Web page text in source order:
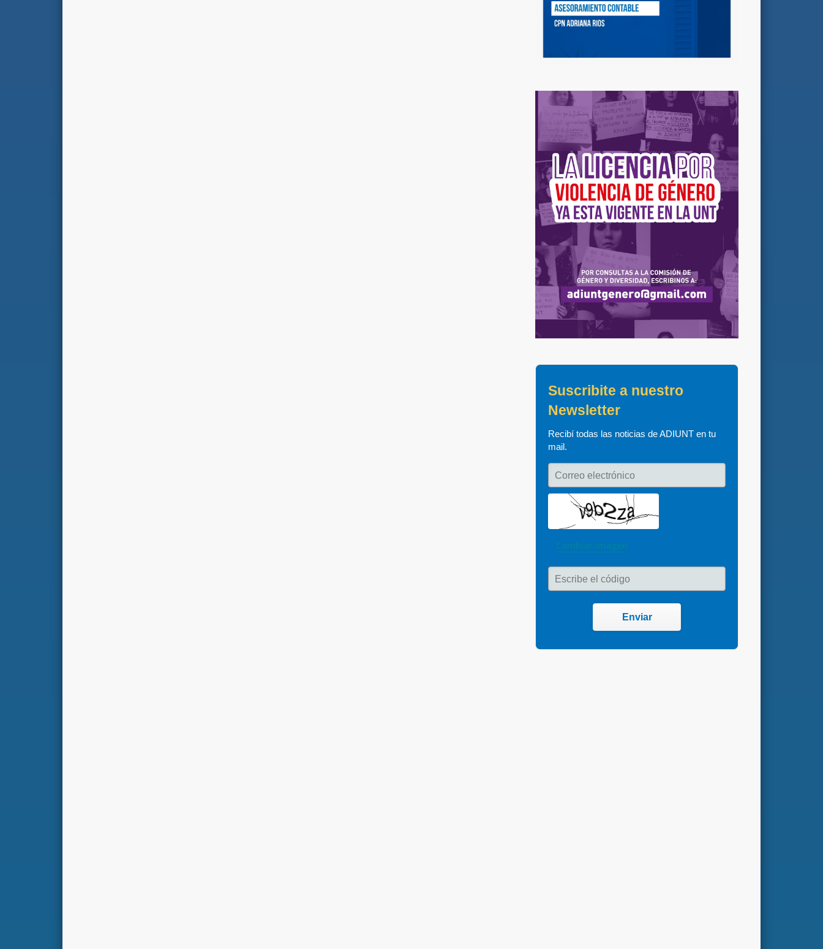
Suscribite a nuestro
Newsletter
Recibí todas las noticias de ADIUNT en tu
mail.
Correo electrónico
Cambiar imagen
Escribe el código